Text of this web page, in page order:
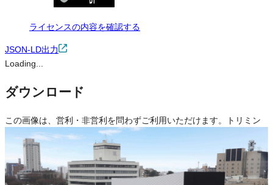
ライセンスの内容を確認する
JSON-LD出力
Loading...
ダウンロード
この画像は、営利・非営利を問わずご利用いただけます。トリミン
グ・色変更などの改変も可能です。クレジット表記は必須です。
※本サイトの も適用されます。
営利利用